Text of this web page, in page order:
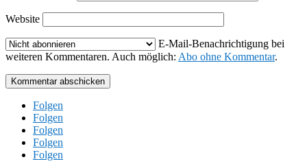
Website
E-Mail-Benachrichtigung bei
weiteren Kommentaren. Auch möglich: Abo ohne Kommentar.
Kommentar abschicken
Folgen
Folgen
Folgen
Folgen
Folgen